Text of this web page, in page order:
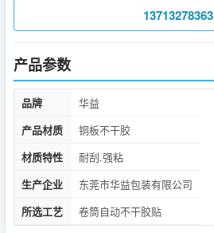
13713278363
产品参数
品牌
华益
产品材质
铜板不干胶
材质特性
耐刮.强粘
生产企业
东莞市华益包装有限公司
所选工艺
卷筒自动不干胶贴